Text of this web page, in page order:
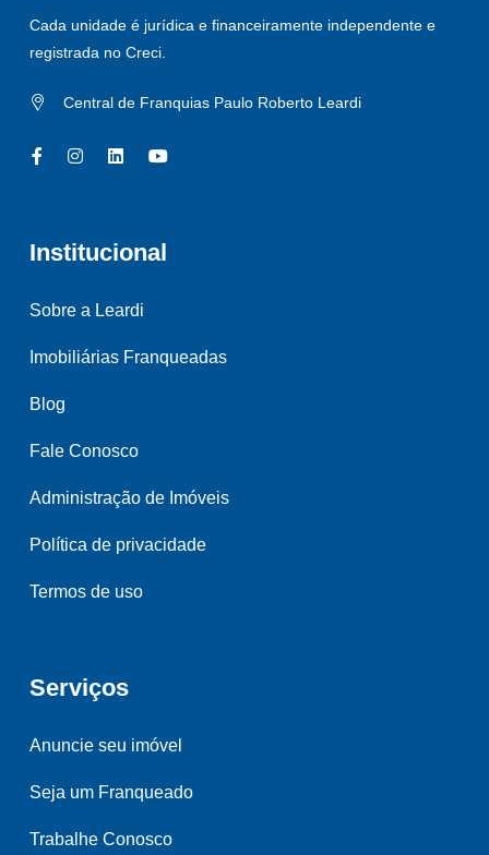
Cada unidade é jurídica e financeiramente independente e
registrada no Creci.
Central de Franquias Paulo Roberto Leardi
Institucional
Sobre a Leardi
Imobiliárias Franqueadas
Blog
Fale Conosco
Administração de Imóveis
Política de privacidade
Termos de uso
Serviços
Anuncie seu imóvel
Seja um Franqueado
Trabalhe Conosco